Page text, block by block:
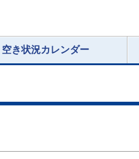
空き状況カレンダー